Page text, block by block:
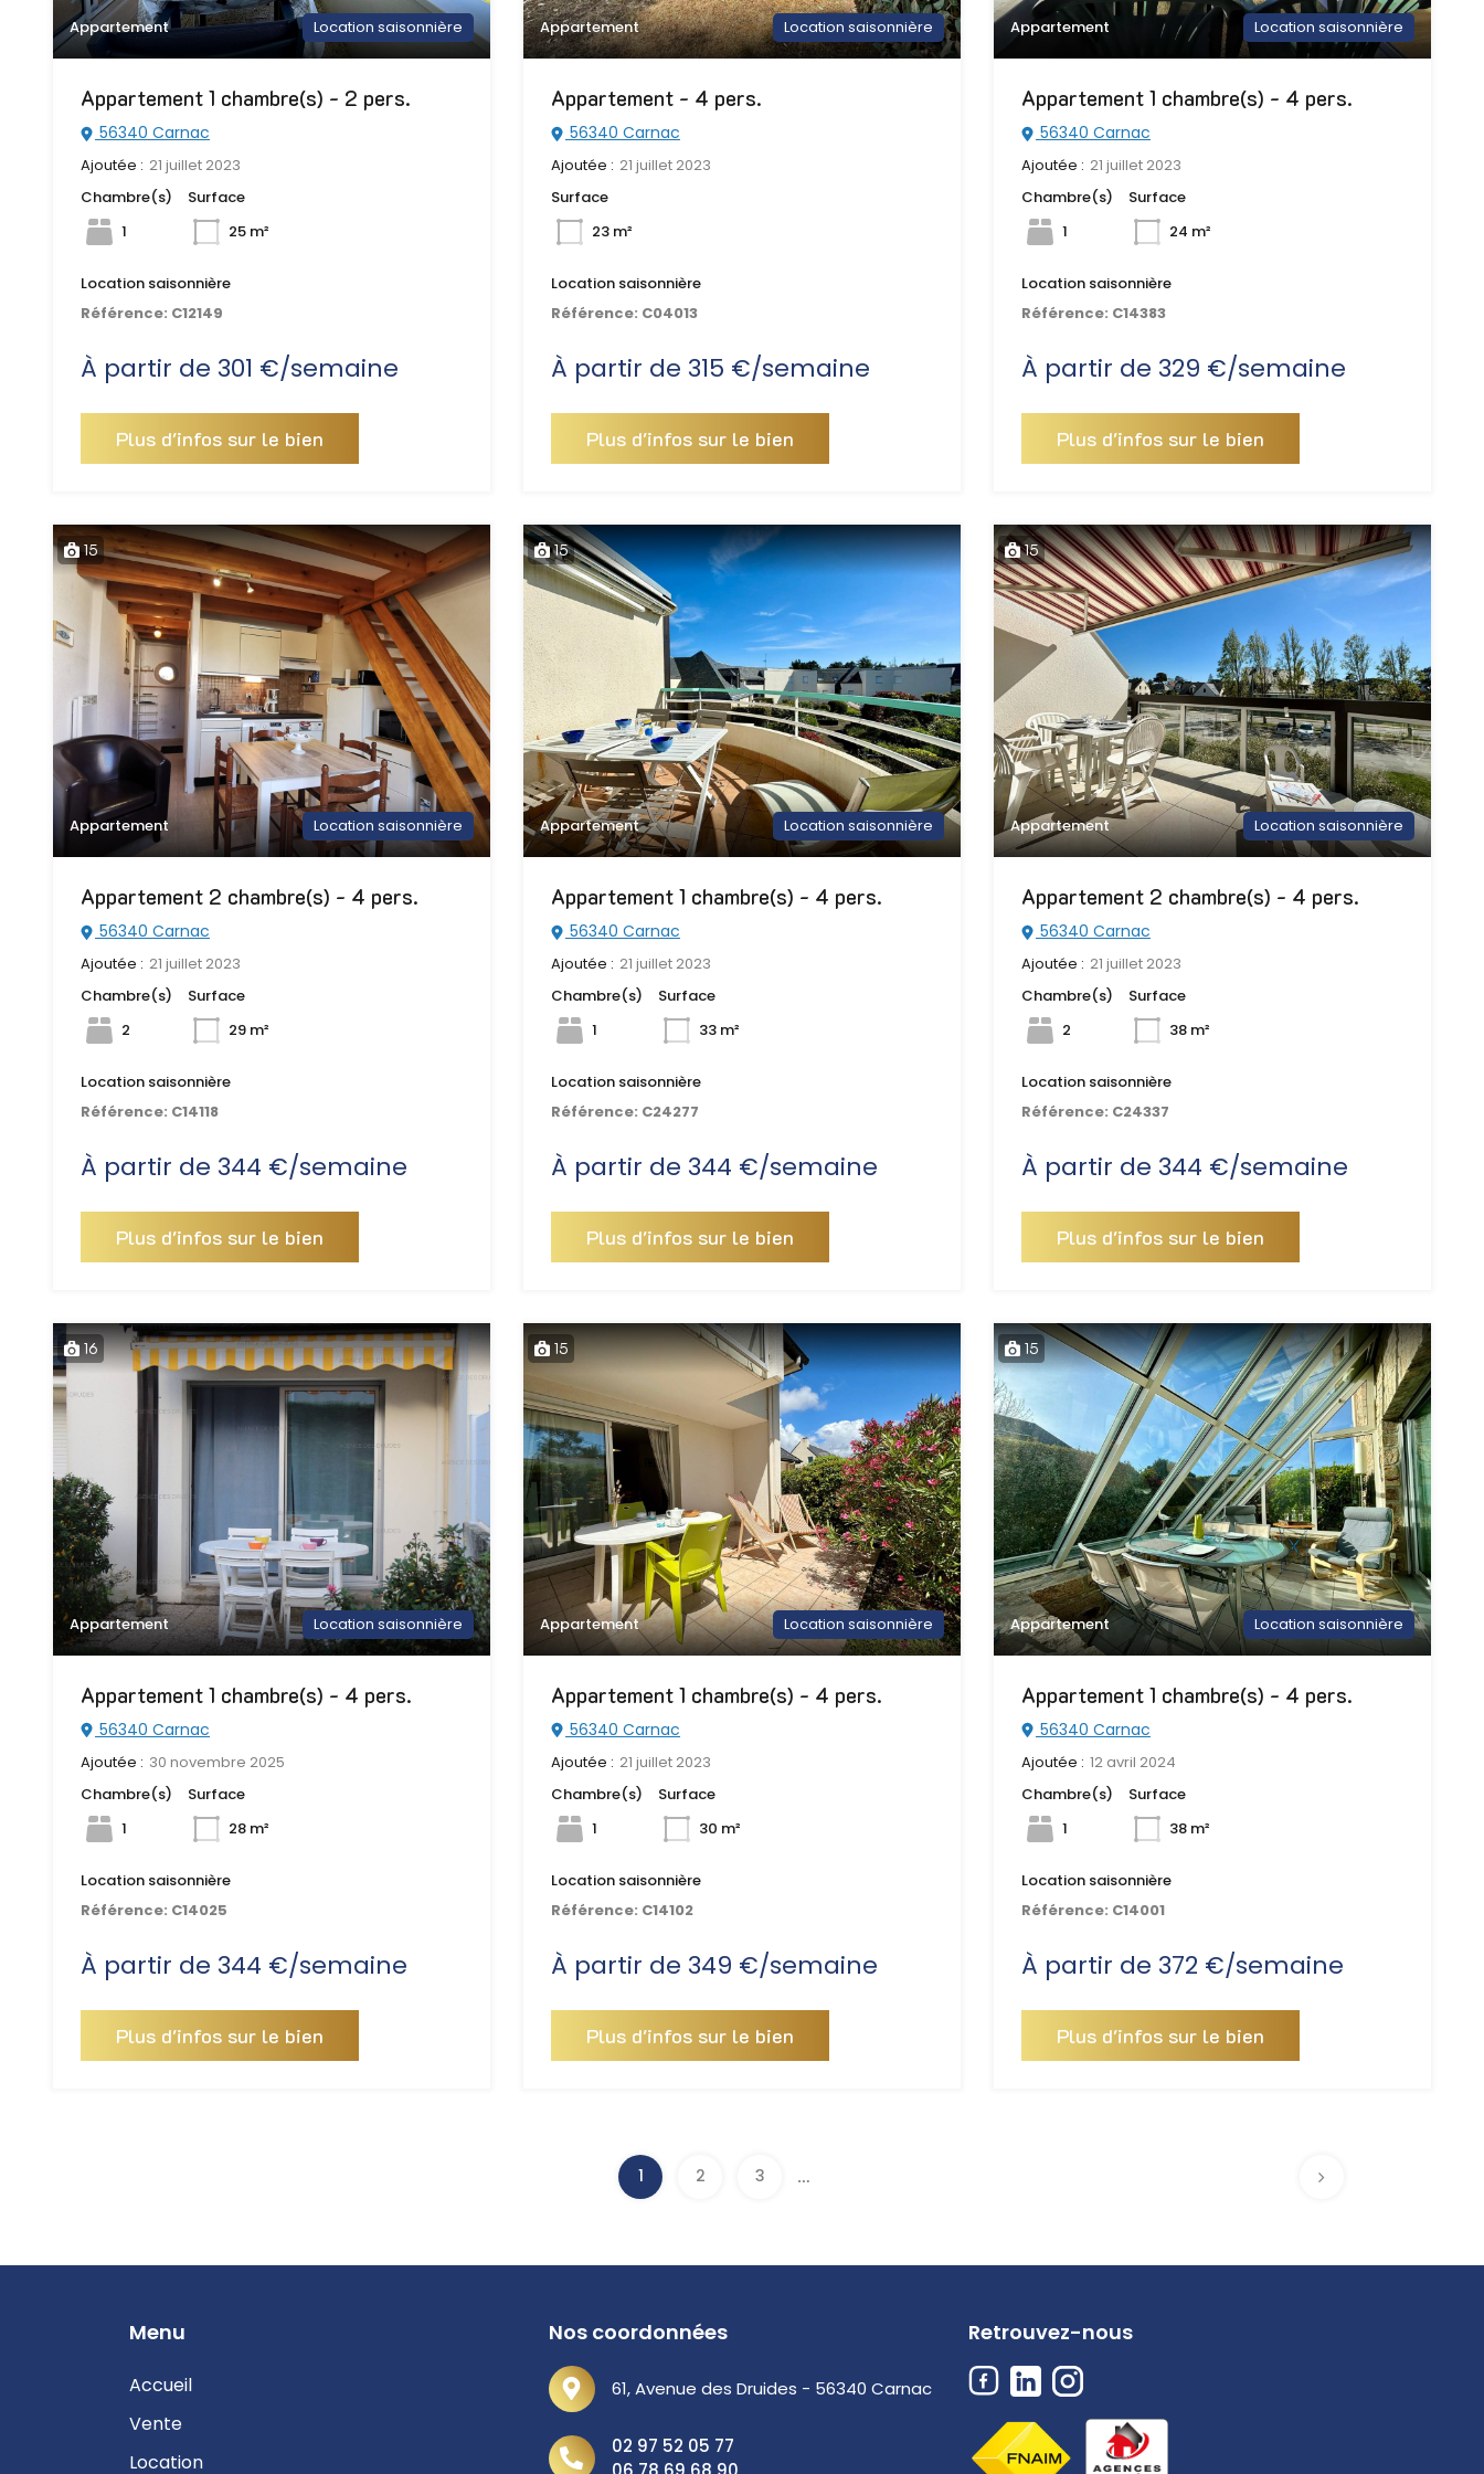
Appartement Location saisonnière
Appartement 1 chambre(s) - 2 pers.
56340 Carnac
Ajoutée : 21 juillet 2023
Chambre(s)
1
Surface
25 m²
Location saisonnière
Référence: C12149
À partir de 301 €/semaine
Plus d'infos sur le bien
Appartement Location saisonnière
Appartement - 4 pers.
56340 Carnac
Ajoutée : 21 juillet 2023
Surface
23 m²
Location saisonnière
Référence: C04013
À partir de 315 €/semaine
Plus d'infos sur le bien
Appartement Location saisonnière
Appartement 1 chambre(s) - 4 pers.
56340 Carnac
Ajoutée : 21 juillet 2023
Chambre(s)
1
Surface
24 m²
Location saisonnière
Référence: C14383
À partir de 329 €/semaine
Plus d'infos sur le bien
15
Appartement Location saisonnière
Appartement 2 chambre(s) - 4 pers.
56340 Carnac
Ajoutée : 21 juillet 2023
Chambre(s)
2
Surface
29 m²
Location saisonnière
Référence: C14118
À partir de 344 €/semaine
Plus d'infos sur le bien
15
Appartement Location saisonnière
Appartement 1 chambre(s) - 4 pers.
56340 Carnac
Ajoutée : 21 juillet 2023
Chambre(s)
1
Surface
33 m²
Location saisonnière
Référence: C24277
À partir de 344 €/semaine
Plus d'infos sur le bien
15
Appartement Location saisonnière
Appartement 2 chambre(s) - 4 pers.
56340 Carnac
Ajoutée : 21 juillet 2023
Chambre(s)
2
Surface
38 m²
Location saisonnière
Référence: C24337
À partir de 344 €/semaine
Plus d'infos sur le bien
16
Appartement Location saisonnière
Appartement 1 chambre(s) - 4 pers.
56340 Carnac
Ajoutée : 30 novembre 2025
Chambre(s)
1
Surface
28 m²
Location saisonnière
Référence: C14025
À partir de 344 €/semaine
Plus d'infos sur le bien
15
Appartement Location saisonnière
Appartement 1 chambre(s) - 4 pers.
56340 Carnac
Ajoutée : 21 juillet 2023
Chambre(s)
1
Surface
30 m²
Location saisonnière
Référence: C14102
À partir de 349 €/semaine
Plus d'infos sur le bien
15
Appartement Location saisonnière
Appartement 1 chambre(s) - 4 pers.
56340 Carnac
Ajoutée : 12 avril 2024
Chambre(s)
1
Surface
38 m²
Location saisonnière
Référence: C14001
À partir de 372 €/semaine
Plus d'infos sur le bien
1 2 3 …
Menu
Accueil
Vente
Location
Nos coordonnées
61, Avenue des Druides - 56340 Carnac
02 97 52 05 77
Retrouvez-nous